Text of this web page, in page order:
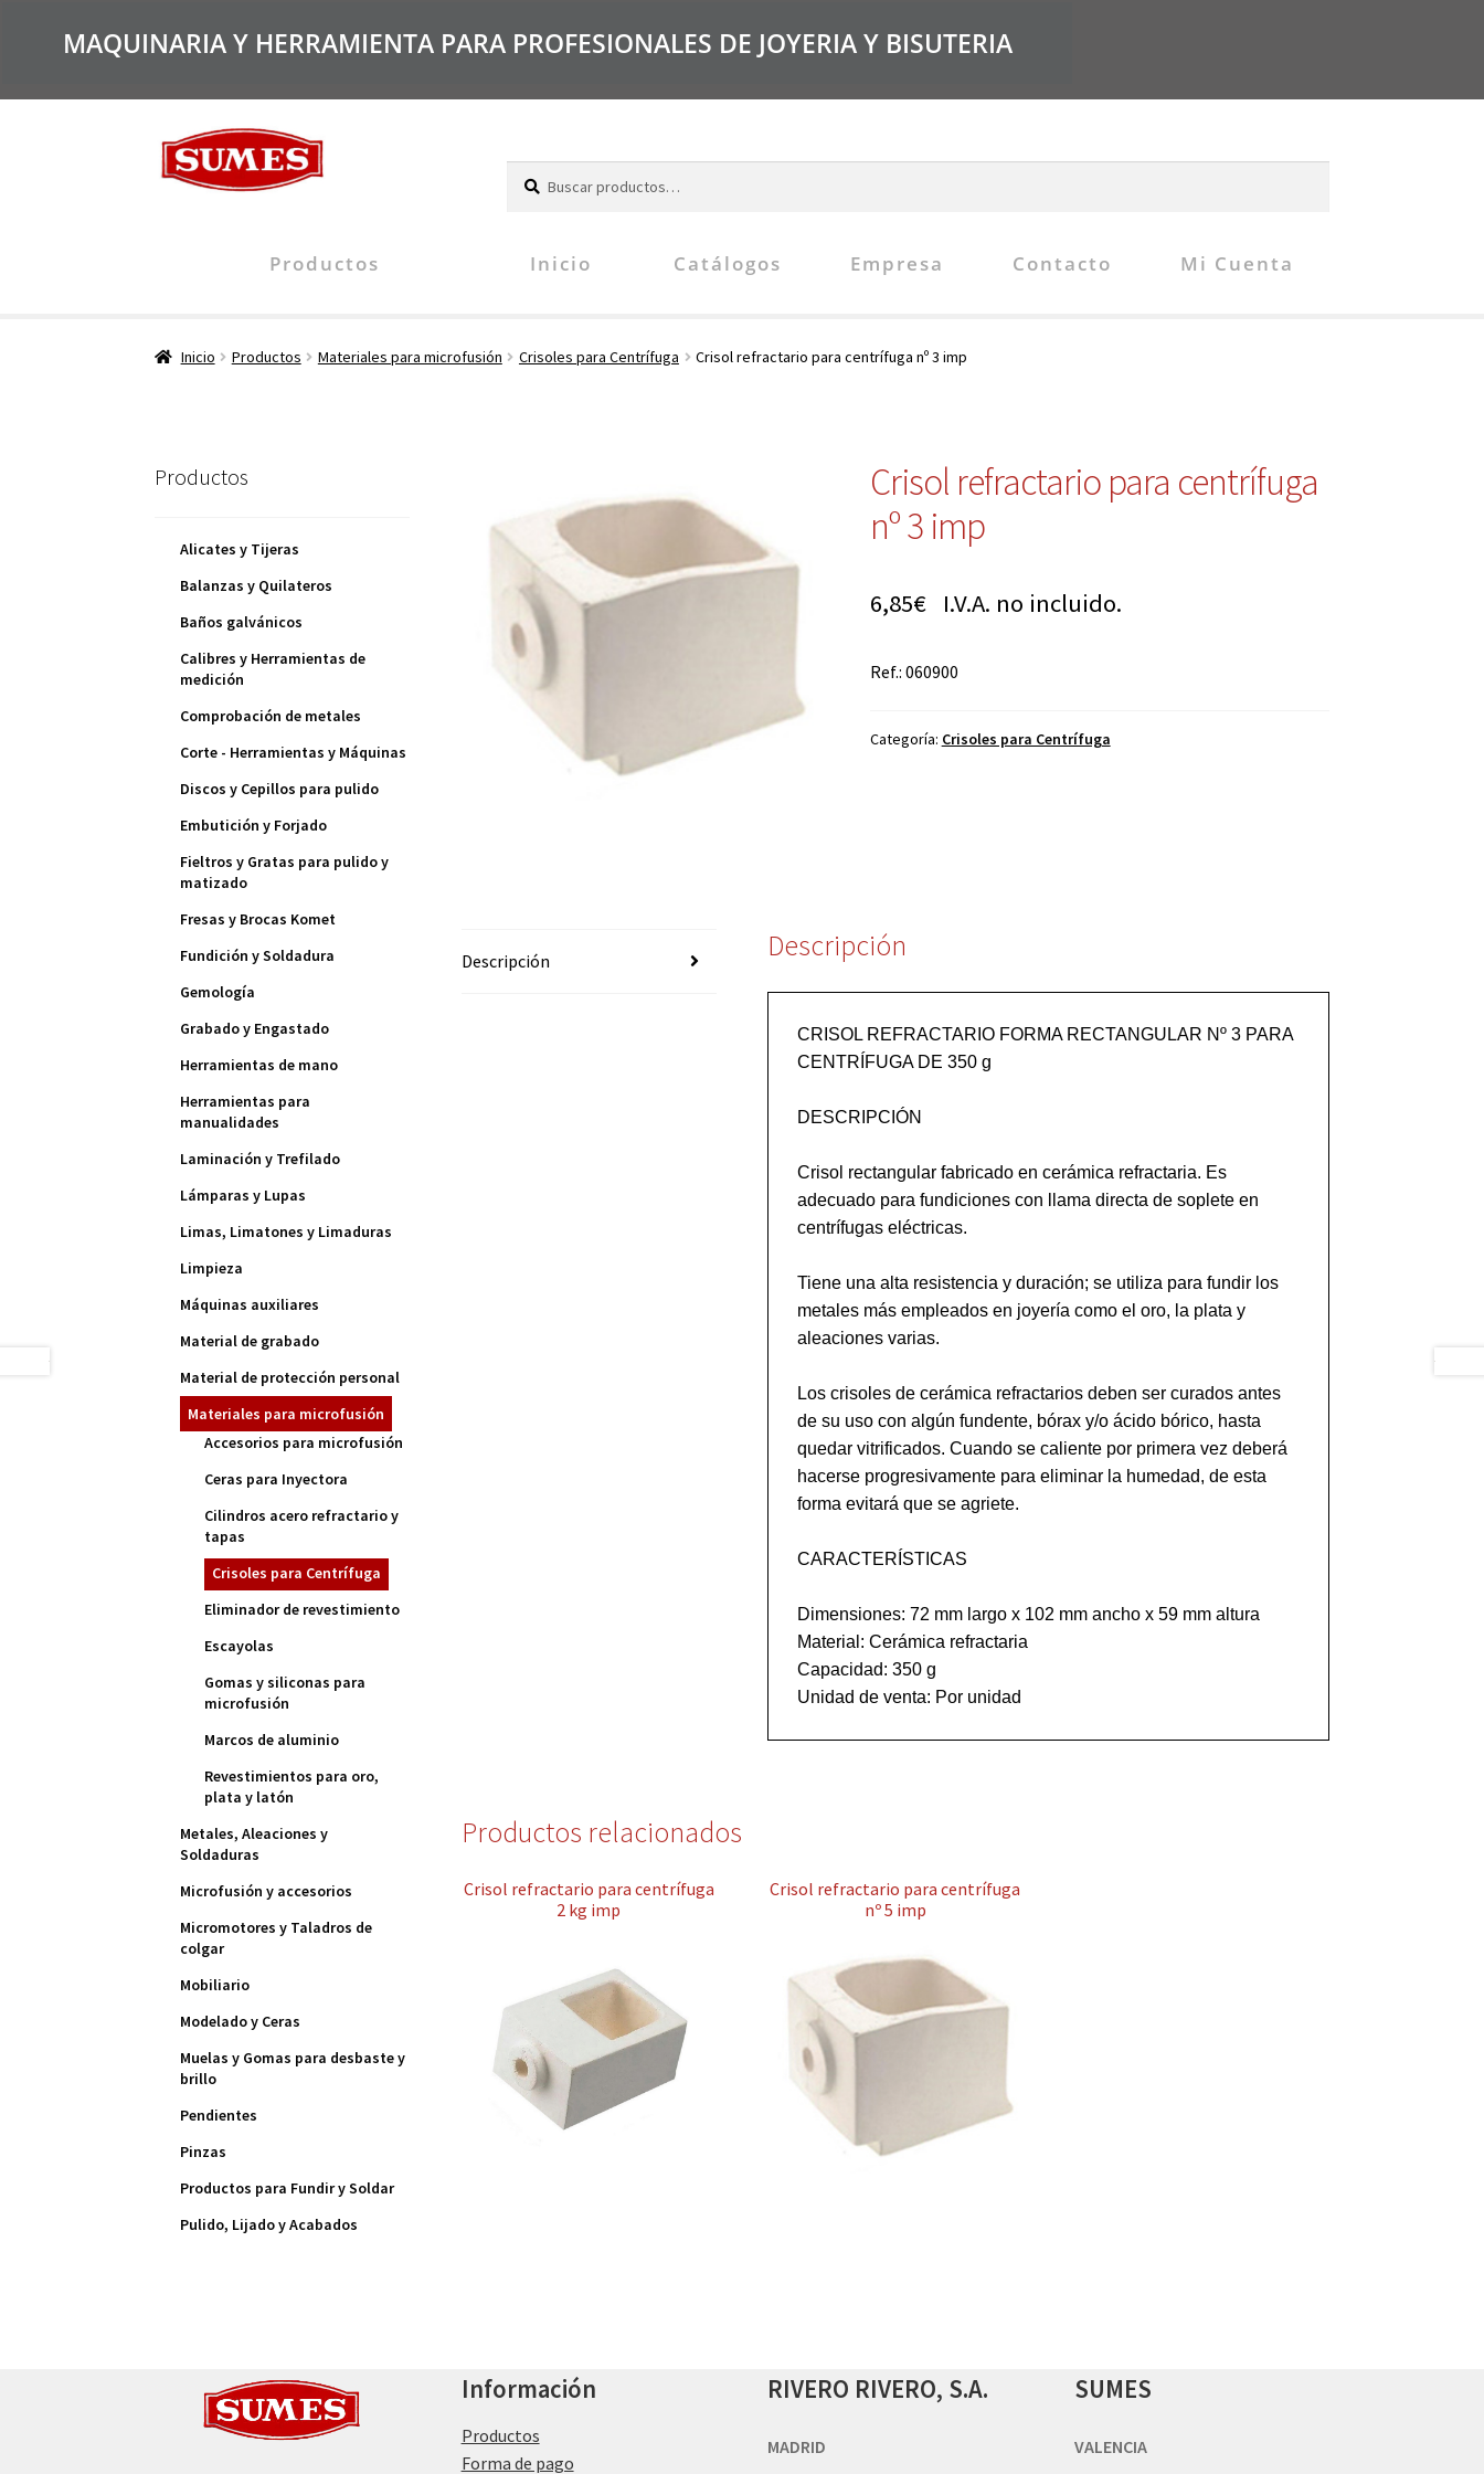
MAQUINARIA Y HERRAMIENTA PARA PROFESIONALES DE JOYERIA Y BISUTERIA
Productos Inicio Catálogos Empresa Contacto Mi Cuenta
Inicio Productos Materiales para microfusión Crisoles para Centrífuga Crisol refractario para centrífuga nº 3 imp
Crisol refractario para centrífuga
nº 3 imp
6,85€I.V.A. no incluido.
Ref.: 060900
Categoría: Crisoles para Centrífuga
Descripción Descripción
CRISOL REFRACTARIO FORMA RECTANGULAR Nº 3 PARA
CENTRÍFUGA DE 350 g
DESCRIPCIÓN
Crisol rectangular fabricado en cerámica refractaria. Es
adecuado para fundiciones con llama directa de soplete en
centrífugas eléctricas.
Tiene una alta resistencia y duración; se utiliza para fundir los
metales más empleados en joyería como el oro, la plata y
aleaciones varias.
Los crisoles de cerámica refractarios deben ser curados antes
de su uso con algún fundente, bórax y/o ácido bórico, hasta
quedar vitrificados. Cuando se caliente por primera vez deberá
hacerse progresivamente para eliminar la humedad, de esta
forma evitará que se agriete.
CARACTERÍSTICAS
Dimensiones: 72 mm largo x 102 mm ancho x 59 mm altura
Material: Cerámica refractaria
Capacidad: 350 g
Productos relacionados
Crisol refractario para centrífuga
2 kg imp
Crisol refractario para centrífuga
nº 5 imp
Productos
Alicates y Tijeras
Balanzas y Quilateros
Baños galvánicos
Calibres y Herramientas de
medición
Comprobación de metales
Corte - Herramientas y Máquinas
Discos y Cepillos para pulido
Embutición y Forjado
Fieltros y Gratas para pulido y
matizado
Fresas y Brocas Komet
Fundición y Soldadura
Gemología
Grabado y Engastado
Herramientas de mano
Herramientas para
manualidades
Laminación y Trefilado
Lámparas y Lupas
Limas, Limatones y Limaduras
Limpieza
Máquinas auxiliares
Material de grabado
Material de protección personal
Materiales para microfusión
Accesorios para microfusión
Ceras para Inyectora
Cilindros acero refractario y
tapas
Crisoles para Centrífuga
Eliminador de revestimiento
Escayolas
Gomas y siliconas para
microfusión
Marcos de aluminio
Revestimientos para oro,
plata y latón
Metales, Aleaciones y
Soldaduras
Microfusión y accesorios
Micromotores y Taladros de
colgar
Mobiliario
Modelado y Ceras
Muelas y Gomas para desbaste y
brillo
Pendientes
Pinzas
Productos para Fundir y Soldar
Pulido, Lijado y Acabados
Información
Productos
Forma de pago
RIVERO RIVERO, S.A.
MADRID
SUMES
VALENCIA